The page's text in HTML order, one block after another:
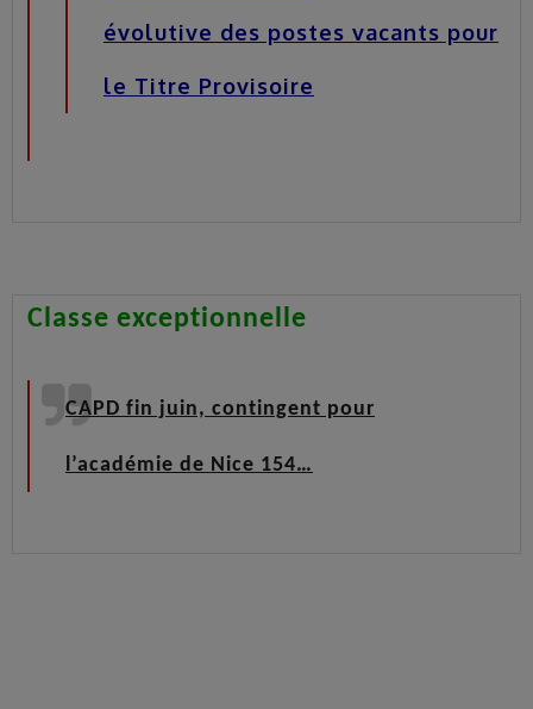
évolutive des postes vacants pour
le Titre Provisoire
Classe exceptionnelle
CAPD fin juin, contingent pour
l’académie de Nice 154…